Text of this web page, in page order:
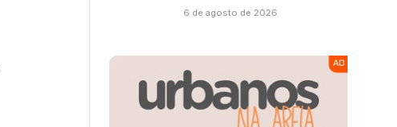
6 de agosto de 2026